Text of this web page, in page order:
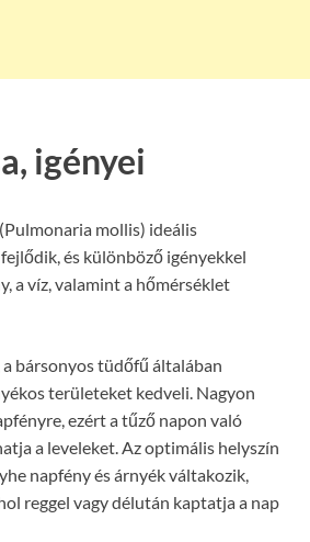
igényei
mollis) ideális
és különböző igényekkel
a víz, valamint a hőmérséklet
bársonyos tüdőfű általában
területeket kedveli. Nagyon
ezért a tűző napon való
a leveleket. Az optimális helyszín
napfény és árnyék váltakozik,
reggel vagy délután kaptatja a nap